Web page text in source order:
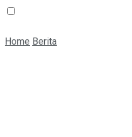
Home Berita